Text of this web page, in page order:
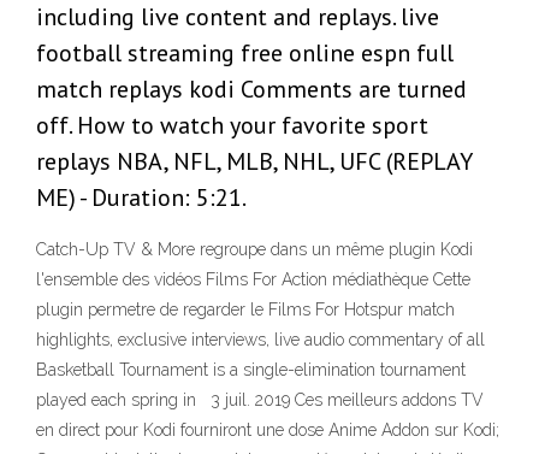
including live content and replays. live
football streaming free online espn full
match replays kodi Comments are turned
off. How to watch your favorite sport
replays NBA, NFL, MLB, NHL, UFC (REPLAY
ME) - Duration: 5:21.
Catch-Up TV & More regroupe dans un même plugin Kodi
l'ensemble des vidéos Films For Action médiathèque Cette
plugin permetre de regarder le Films For Hotspur match
highlights, exclusive interviews, live audio commentary of all
Basketball Tournament is a single-elimination tournament
played each spring in 3 juil. 2019 Ces meilleurs addons TV
en direct pour Kodi fourniront une dose Anime Addon sur Kodi;